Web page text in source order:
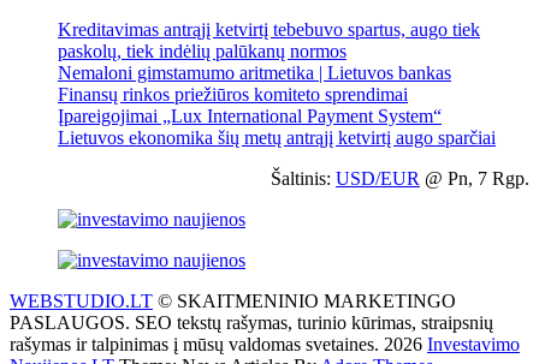
Kreditavimas antrąjį ketvirtį tebebuvo spartus, augo tiek
paskolų, tiek indėlių palūkanų normos
Nemaloni gimstamumo aritmetika | Lietuvos bankas
Finansų rinkos priežiūros komiteto sprendimai
Įpareigojimai „Lux International Payment System“
Lietuvos ekonomika šių metų antrąjį ketvirtį augo sparčiai
Šaltinis: USD/EUR @ Pn, 7 Rgp.
WEBSTUDIO.LT © SKAITMENINIO MARKETINGO
PASLAUGOS. SEO tekstų rašymas, turinio kūrimas, straipsnių
rašymas ir talpinimas į mūsų valdomas svetaines. 2026 Investavimo